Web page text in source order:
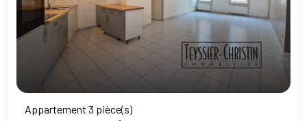
Appartement 3 pièce(s)